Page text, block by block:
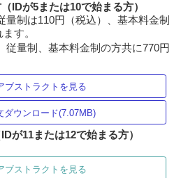
IDが5または10で始まる方）
量制は110円（税込）、基本料金制
す。
従量制、基本料金制の方共に770円
ブストラクトを見る
ダウンロード(7.07MB)
が11または12で始まる方）
ブストラクトを見る